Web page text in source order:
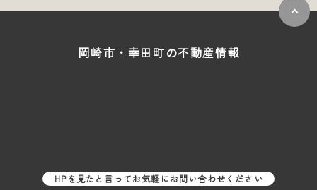
岡崎市・幸田町の不動産情報
HPを見たと言ってお気軽にお問い合わせください